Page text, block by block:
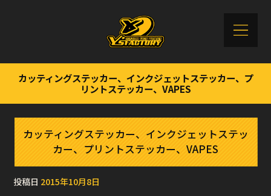
カッティングステッカー、インクジェットステッカー、プ
リントステッカー、VAPES
カッティングステッカー、インクジェットステッ
カー、プリントステッカー、VAPES
投稿日 2015年10月8日